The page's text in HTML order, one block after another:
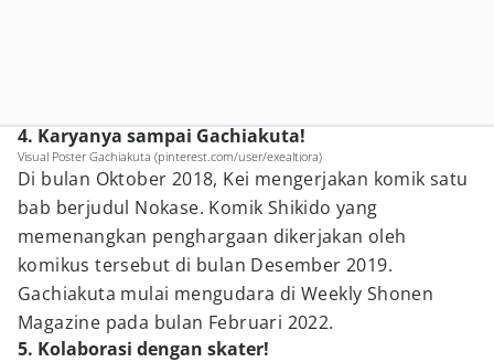
4. Karyanya sampai Gachiakuta!
Visual Poster Gachiakuta (pinterest.com/user/exealtiora)
Di bulan Oktober 2018, Kei mengerjakan komik satu
bab berjudul Nokase. Komik Shikido yang
memenangkan penghargaan dikerjakan oleh
komikus tersebut di bulan Desember 2019.
Gachiakuta mulai mengudara di Weekly Shonen
Magazine pada bulan Februari 2022.
5. Kolaborasi dengan skater!